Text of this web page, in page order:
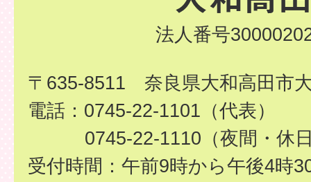
法人番号
〒635-8511 奈良県大和高田市
電話：0745-22-1101（代表）
0745-22-1110（夜間・休
受付時間：午前9時から午後4時